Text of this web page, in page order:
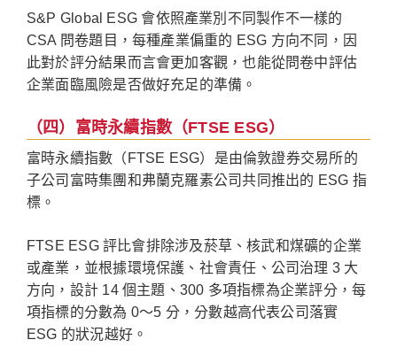
S&P Global ESG 會依照產業別不同製作不一樣的
CSA 問卷題目，每種產業偏重的 ESG 方向不同，因
此對於評分結果而言會更加客觀，也能從問卷中評估
企業面臨風險是否做好充足的準備。
（四）富時永續指數（FTSE ESG）
富時永續指數（FTSE ESG）是由倫敦證券交易所的
子公司富時集團和弗蘭克羅素公司共同推出的 ESG 指
標。
FTSE ESG 評比會排除涉及菸草、核武和煤礦的企業
或產業，並根據環境保護、社會責任、公司治理 3 大
方向，設計 14 個主題、300 多項指標為企業評分，每
項指標的分數為 0～5 分，分數越高代表公司落實
ESG 的狀況越好。